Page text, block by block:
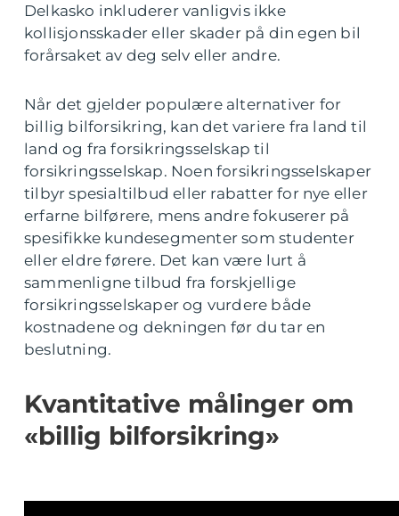
Delkasko inkluderer vanligvis ikke
kollisjonsskader eller skader på din egen bil
forårsaket av deg selv eller andre.
Når det gjelder populære alternativer for
billig bilforsikring, kan det variere fra land til
land og fra forsikringsselskap til
forsikringsselskap. Noen forsikringsselskaper
tilbyr spesialtilbud eller rabatter for nye eller
erfarne bilførere, mens andre fokuserer på
spesifikke kundesegmenter som studenter
eller eldre førere. Det kan være lurt å
sammenligne tilbud fra forskjellige
forsikringsselskaper og vurdere både
kostnadene og dekningen før du tar en
beslutning.
Kvantitative målinger om
«billig bilforsikring»